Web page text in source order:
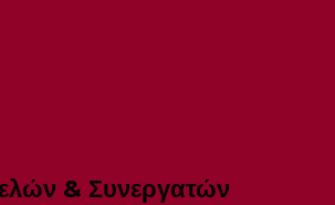
& Συνεργατών